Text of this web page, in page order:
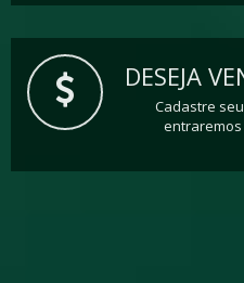
DESEJA
Cadastre
entraremos